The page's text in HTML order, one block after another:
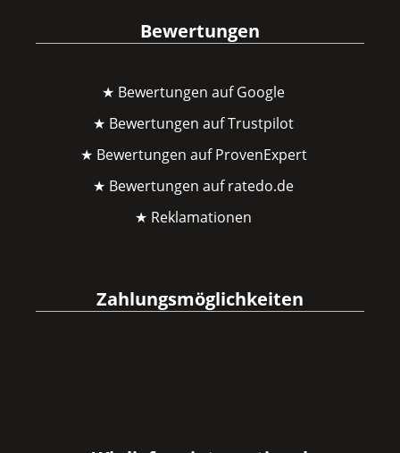
Bewertungen
★ Bewertungen auf Google
★ Bewertungen auf Trustpilot
★ Bewertungen auf ProvenExpert
★ Bewertungen auf ratedo.de
★ Reklamationen
Zahlungsmöglichkeiten